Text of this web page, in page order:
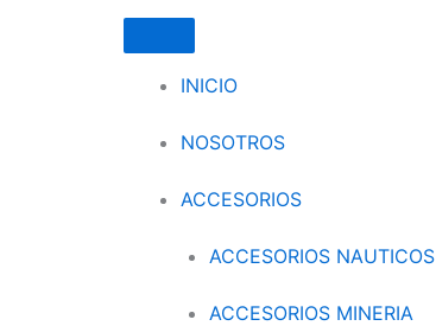
INICIO
NOSOTROS
ACCESORIOS
ACCESORIOS NAUTICOS
ACCESORIOS MINERIA